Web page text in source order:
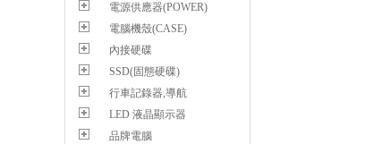
電源供應器(POWER)
電腦機殼(CASE)
內接硬碟
SSD(固態硬碟)
行車記錄器,導航
LED 液晶顯示器
品牌電腦